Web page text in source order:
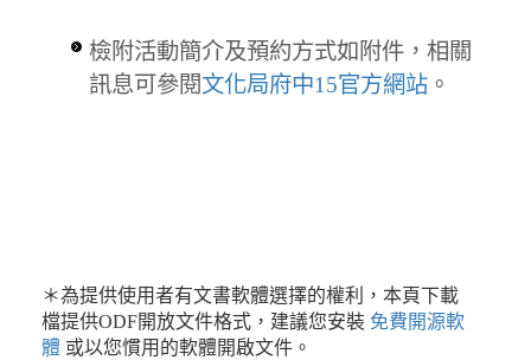
檢附活動簡介及預約方式如附件，相關
訊息可參閱文化局府中15官方網站 。
＊為提供使用者有文書軟體選擇的權利，本頁下載
檔提供ODF開放文件格式，建議您安裝 免費開源軟
體 或以您慣用的軟體開啟文件。